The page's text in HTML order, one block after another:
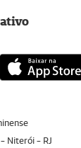
Niterói - RJ